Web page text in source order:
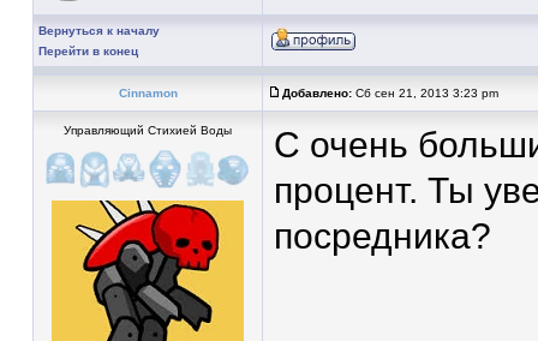
Вернуться к началу
Перейти в конец
Cinnamon Добавлено: Сб сен 21, 2013 3:23 pm
Управляющий Стихией Воды
С очень
процент. Ты
посредника?